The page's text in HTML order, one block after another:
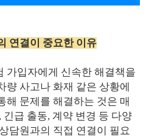
연결이 중요한 이유
가입자에게 신속한 해결책을
량 사고나 화재 같은 상황에
해 문제를 해결하는 것은 매
급 출동, 계약 변경 등 다양
담원과의 직접 연결이 필요